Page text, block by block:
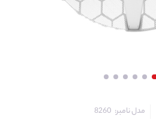
مدل نامبر: 8260